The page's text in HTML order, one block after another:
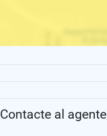
Contacte al agente